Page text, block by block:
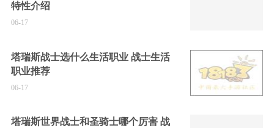
特性介绍
06-17
塔瑞斯战士选什么生活职业 战士生活
职业推荐
06-17
塔瑞斯世界战士和圣骑士哪个厉害 战